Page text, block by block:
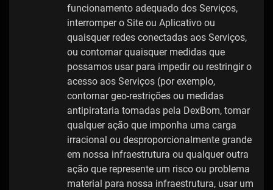
funcionamento adequado dos Serviços,
interromper o Site ou Aplicativo ou
quaisquer redes conectadas aos Serviços,
ou contornar quaisquer medidas que
possamos usar para impedir ou restringir o
acesso aos Serviços (por exemplo,
contornar geo-restrições ou medidas
antipirataria tomadas pela DexBom, tomar
qualquer ação que imponha uma carga
irracional ou desproporcionalmente grande
em nossa infraestrutura ou qualquer outra
ação que represente um risco ou problema
material para nossa infraestrutura, usar um